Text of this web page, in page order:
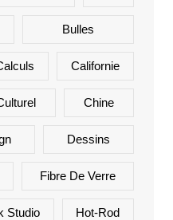
Bulles
Californie
Chine
Dessins
Fibre De Verre
Studio Hot-Rod